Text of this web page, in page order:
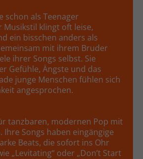
schon als Teenager
klingt oft leise,
ein bisschen anders als
mit ihrem Bruder
ihrer Songs selbst. Sie
Gefühle, Ängste und das
junge Menschen fühlen sich
angesprochen.
tanzbaren, modernen Pop mit
Ihre Songs haben eingängige
Beats, die sofort ins Ohr
„Levitating“ oder „Don’t Start